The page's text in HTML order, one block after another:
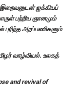
இறைவனுடன் ஐக்கியப்
பற்றிய ஞானமும்
அறப்பணிகளும்
வாழ்வியல். உலகத்
and revival of